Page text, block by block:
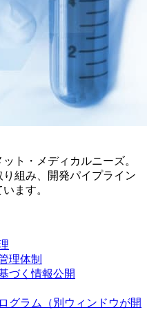
ト・メディカルニーズ。
組み、開発パイプライン
ます。
理体制
づく情報公開
グラム
（別ウィンドウが開